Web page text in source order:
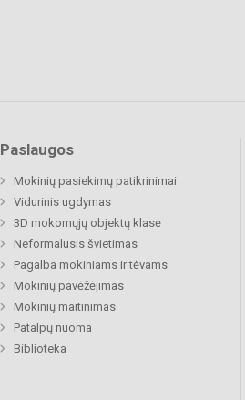
Paslaugos
Mokinių pasiekimų patikrinimai
Vidurinis ugdymas
3D mokomųjų objektų klasė
Neformalusis švietimas
Pagalba mokiniams ir tėvams
Mokinių pavėžėjimas
Mokinių maitinimas
Patalpų nuoma
Biblioteka